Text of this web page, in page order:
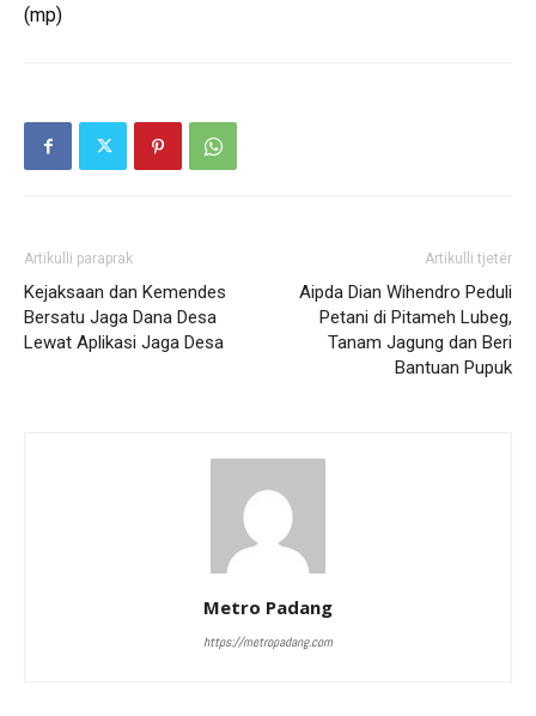
(mp)
Artikulli paraprak
Kejaksaan dan Kemendes
Bersatu Jaga Dana Desa
Lewat Aplikasi Jaga Desa
Artikulli tjetër
Aipda Dian Wihendro Peduli
Petani di Pitameh Lubeg,
Tanam Jagung dan Beri
Bantuan Pupuk
Metro Padang
https://metropadang.com